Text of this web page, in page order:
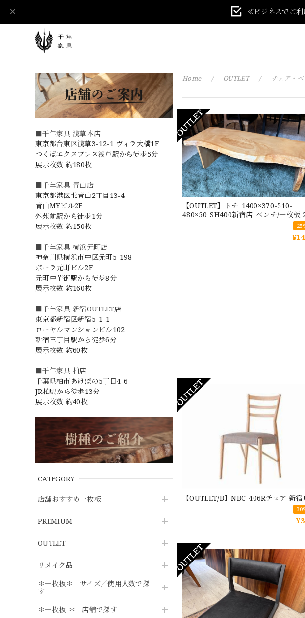
≪ビジネスでご利
■千年家具 浅草本店
東京都台東区浅草3-12-1 ヴィラ大橋1F
つくばエクスプレス浅草駅から徒歩5分
展示枚数 約180枚
■千年家具 青山店
東京都港区北青山2丁目13-4
青山MYビル2F
外苑前駅から徒歩1分
展示枚数 約150枚
■千年家具 横浜元町店
神奈川県横浜市中区元町5-198
ポーラ元町ビル2F
元町中華街駅から徒歩8分
展示枚数 約160枚
■千年家具 新宿OUTLET店
東京都新宿区新宿5-1-1
ローヤルマンションビル102
新宿三丁目駅から徒歩6分
展示枚数 約60枚
■千年家具 柏店
千葉県柏市あけぼの5丁目4-6
JR柏駅から徒歩13分
展示枚数 約40枚
CATEGORY
店舗おすすめ一枚板
PREMIUM
OUTLET
リメイク品
＊一枚板＊ サイズ／使用人数で探
す
＊一枚板 ＊ 店舗で探す
Home OUTLET チェア・
【OUTLET】トチ_1400×370-510-
480×50_SH400新宿店_ベンチ/一枚板
【OUTLET/B】NBC-406Rチェア 新宿